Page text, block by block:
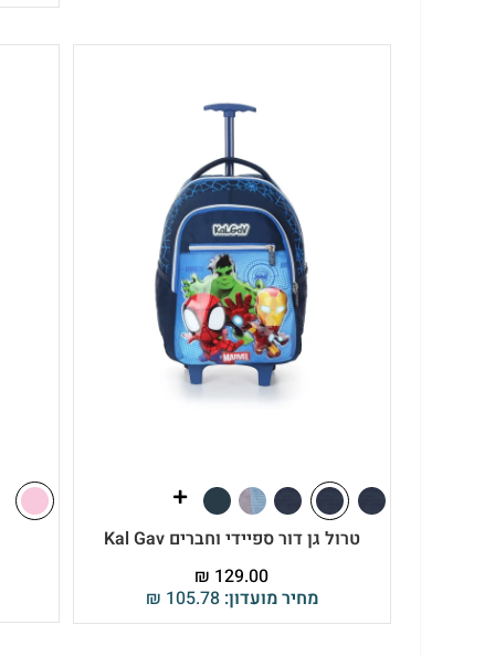
טרול גן דור ספיידי וחברים Kal Gav
מחיר מועדון: ₪ 105.78
₪ 129.00